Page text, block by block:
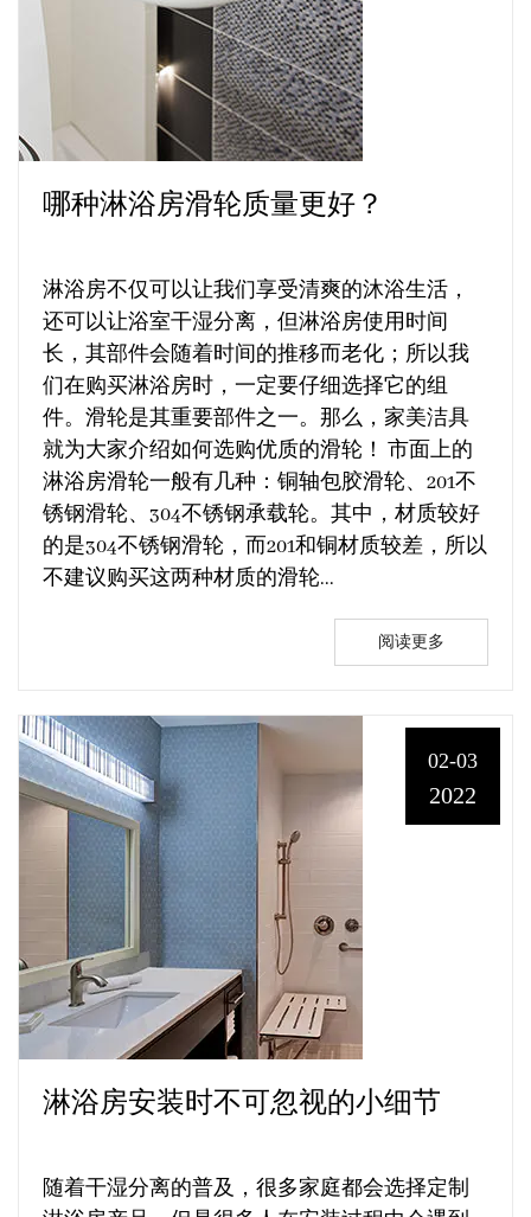
哪种淋浴房滑轮质量更好？
淋浴房不仅可以让我们享受清爽的沐浴生活，
还可以让浴室干湿分离，但淋浴房使用时间
长，其部件会随着时间的推移而老化；所以我
们在购买淋浴房时，一定要仔细选择它的组
件。滑轮是其重要部件之一。那么，家美洁具
就为大家介绍如何选购优质的滑轮！ 市面上的
淋浴房滑轮一般有几种：铜轴包胶滑轮、201不
锈钢滑轮、304不锈钢承载轮。其中，材质较好
的是304不锈钢滑轮，而201和铜材质较差，所以
不建议购买这两种材质的滑轮...
阅读更多
02-03
2022
淋浴房安装时不可忽视的小细节
随着干湿分离的普及，很多家庭都会选择定制